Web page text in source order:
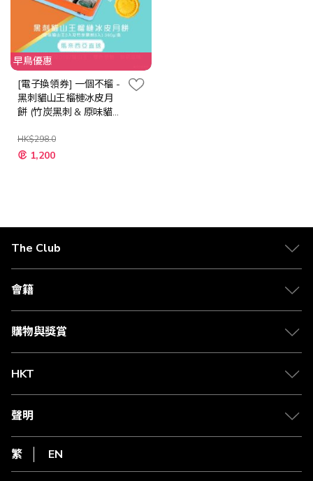
早鳥優惠
[電子換領券] 一個不榴 -
黑刺貓山王榴槤冰皮月
餅 (竹炭黑刺 & 原味貓
HK$298.0
特
殊 1,200
The Club
關於 The Club
合作夥伴
媒體中心
會籍
會籍及專屬禮遇
賺取積分
購物與獎賞
物流與配送
Club Shopping 商品領取站
常見問題
HKT
csl.
1010
HKT
聲明
私隱聲明
使用條款
條款及細則
繁 EN